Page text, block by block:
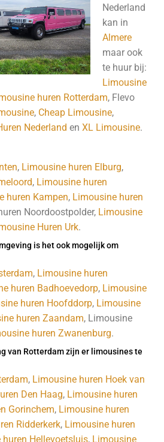
Nederland
kan in
Almere
maar ook
te huur bij:
Limousine
huren Rotterdam, Flevo
, Cheap Limousine,
Nederland en XL Limousine.
, Limousine huren Elburg,
, Limousine huren
huren Kampen, Limousine huren
Noordoostpolder, Limousine
Huren Urk.
is het ook mogelijk om
, Limousine huren
huren Badhoevedorp, Limousine
huren Hoofddorp, Limousine
huren Zaandam, Limousine
huren Zwanenburg.
van Rotterdam zijn er limousines te
, Limousine huren Hoek van
Den Haag, Limousine huren
Gorinchem, Limousine huren
Ridderkerk, Limousine huren
Hellevoetsluis, Limousine